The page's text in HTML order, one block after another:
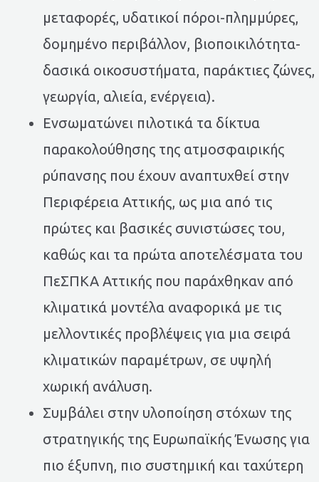
μεταφορές, υδατικοί πόροι-πλημμύρες,
δομημένο περιβάλλον, βιοποικιλότητα-
δασικά οικοσυστήματα, παράκτιες ζώνες,
γεωργία, αλιεία, ενέργεια).
Ενσωματώνει πιλοτικά τα δίκτυα
παρακολούθησης της ατμοσφαιρικής
ρύπανσης που έχουν αναπτυχθεί στην
Περιφέρεια Αττικής, ως μια από τις
πρώτες και βασικές συνιστώσες του,
καθώς και τα πρώτα αποτελέσματα του
ΠεΣΠΚΑ Αττικής που παράχθηκαν από
κλιματικά μοντέλα αναφορικά με τις
μελλοντικές προβλέψεις για μια σειρά
κλιματικών παραμέτρων, σε υψηλή
χωρική ανάλυση.
Συμβάλει στην υλοποίηση στόχων της
στρατηγικής της Ευρωπαϊκής Ένωσης για
πιο έξυπνη, πιο συστημική και ταχύτερη